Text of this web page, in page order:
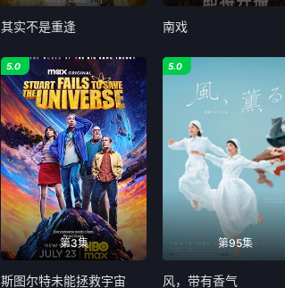
其实不是重逢 南戏
第3集
5.0
斯图尔特未能拯救宇宙
第95集
5.0
风，带有香气